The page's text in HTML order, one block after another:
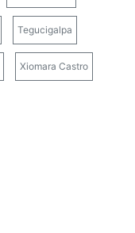
Tegucigalpa
Xiomara Castro